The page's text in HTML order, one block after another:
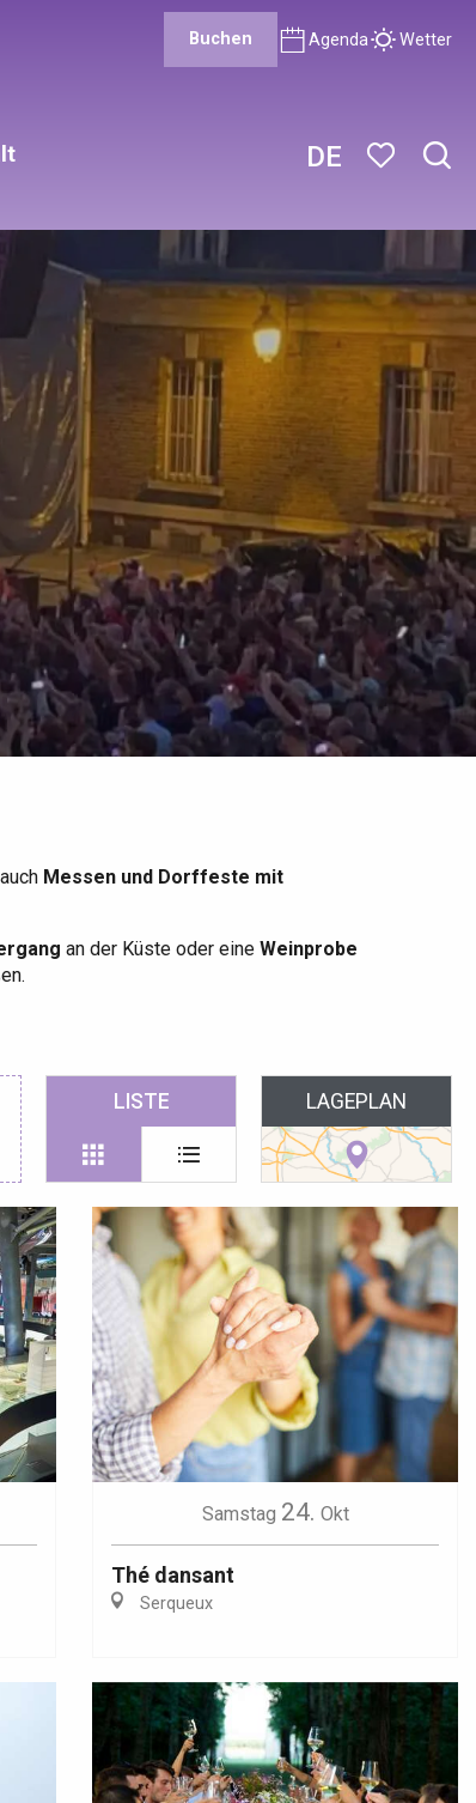
DE
Buchen Agenda Wetter
Messen und Dorffeste mit
an der Küste oder eine Weinprobe
LISTE LAGEPLAN
Samstag 24. Okt
Thé dansant
Serqueux